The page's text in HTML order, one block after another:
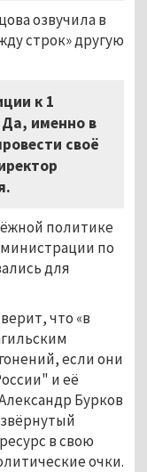
озвучила в
строк» другую
к 1
именно в
своё
политике
по
для
что «в
если они
и её
Бурков
в свою
очки.